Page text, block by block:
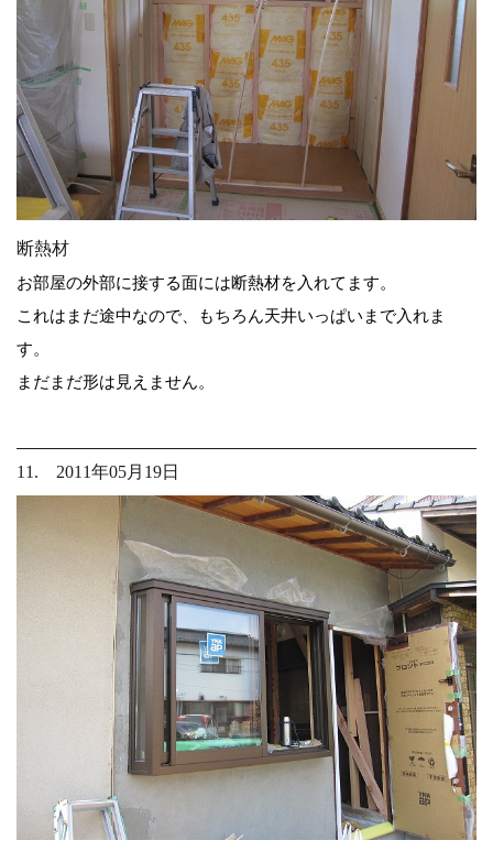
断熱材
お部屋の外部に接する面には断熱材を入れてます。
これはまだ途中なので、もちろん天井いっぱいまで入れま
す。
まだまだ形は見えません。
11. 2011年05月19日